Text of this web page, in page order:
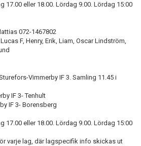
17.00 eller 18.00. Lördag 9.00. Lördag 15:00
072-1467802
F, Henry, Erik, Liam, Oscar Lindström,
Vimmerby IF 3. Samling 11.45 i
IF 3- Tenhult
IF 3- Borensberg
17.00 eller 18.00. Lördag 9.00. Lördag 15:00
varje lag, där lagspecifik info skickas ut